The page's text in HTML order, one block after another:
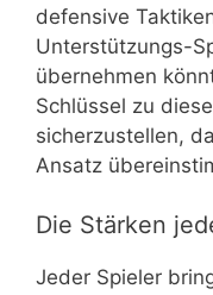
defensive
Unterstützungs-
übernehmen
Schlüssel zu
sicherzustellen,
Ansatz
Die Stärken
Jeder Spieler